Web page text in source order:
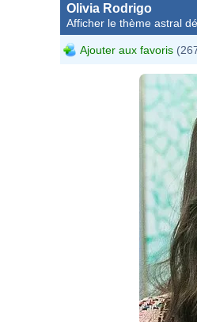
Olivia Rodrigo
Afficher le thème astral
Ajouter aux favoris